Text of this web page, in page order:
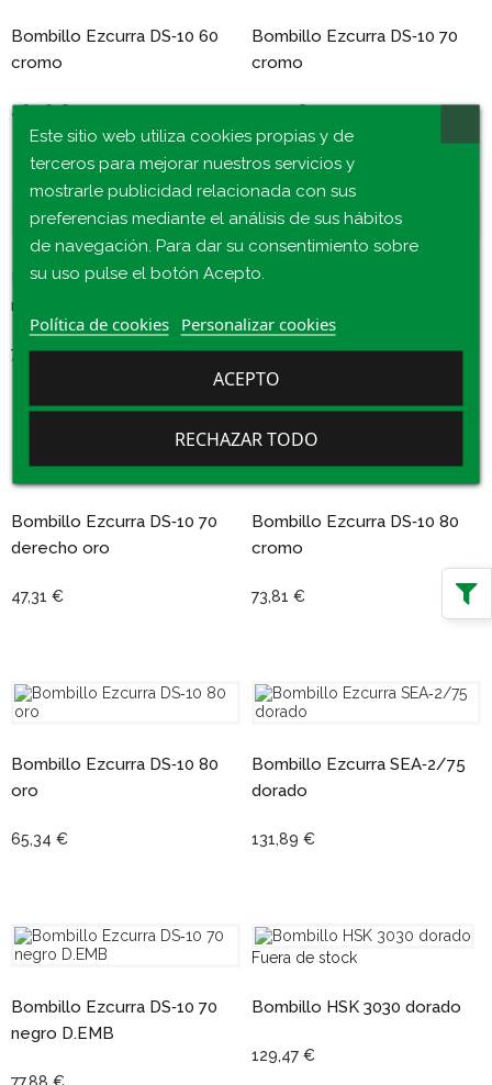
Bombillo Ezcurra DS‑10 60
cromo
46,46 €
Bombillo Ezcurra DS‑10 70
cromo
54,33 €
Bombillo Ezcurra DS‑10 60
negro central
72,60 €
Bombillo Ezcurra DS‑10 70
54,33 €
Bombillo Ezcurra DS‑10 70
derecho oro
47,31 €
Bombillo Ezcurra DS‑10 80
cromo
73,81 €
Bombillo Ezcurra DS‑10 80
oro
65,34 €
Bombillo Ezcurra SEA‑2/75
dorado
131,89 €
Bombillo Ezcurra DS‑10 70
negro D.EMB
Fuera de stock
Bombillo HSK 3030 dorado
129,47 €
Este sitio web utiliza cookies propias y de
terceros para mejorar nuestros servicios y
mostrarle publicidad relacionada con sus
preferencias mediante el análisis de sus hábitos
de navegación. Para dar su consentimiento sobre
su uso pulse el botón Acepto.
Política de cookies Personalizar cookies
RECHAZAR TODO
ACEPTO